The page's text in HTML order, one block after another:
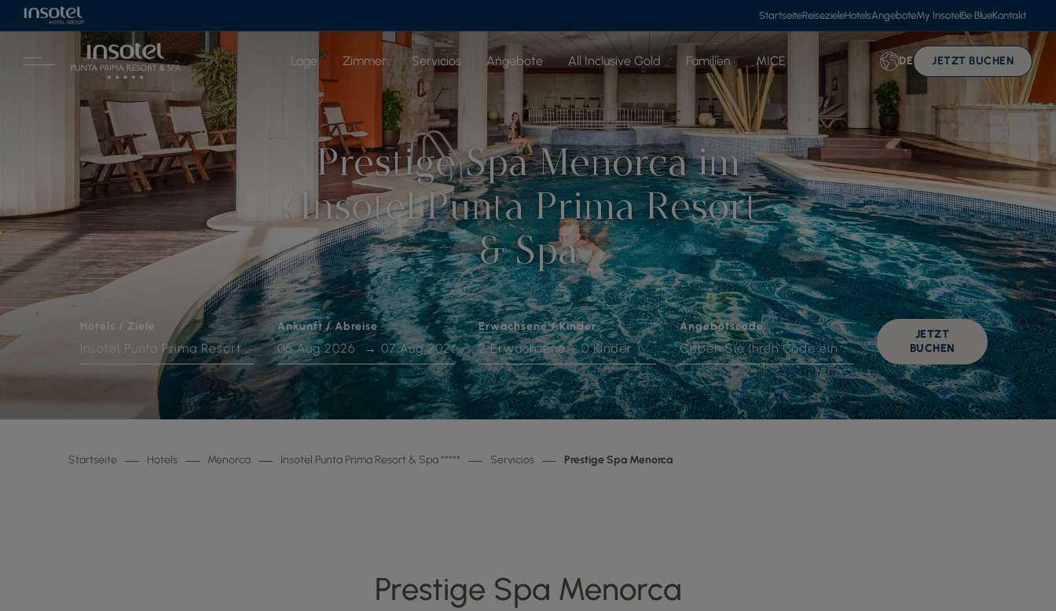
StartseiteReisezieleHotelsAngeboteMy InsotelBe BlueKontakt
Lage Zimmer Servicios Angebote All Inclusive Gold Familien MICE DE JETZT BUCHEN
Prestige Spa Menorca im
Insotel Punta Prima Resort
& Spa
Hotels / Ziele Ankunft / Abreise Erwachsene / Kinder
2 Erwachsene + 0 Kinder
Angebotscode
JETZT
BUCHEN
Startseite Hotels Menorca Insotel Punta Prima Resort & Spa ***** Servicios Prestige Spa Menorca
Prestige Spa Menorca